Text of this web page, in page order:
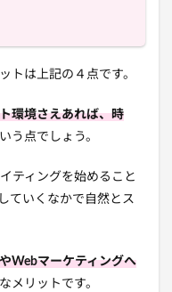
トは上記の４点です。
環境さえあれば、時
う点でしょう。
ティングを始めること
ていくなかで自然とス
Webマーケティングへ
メリットです。